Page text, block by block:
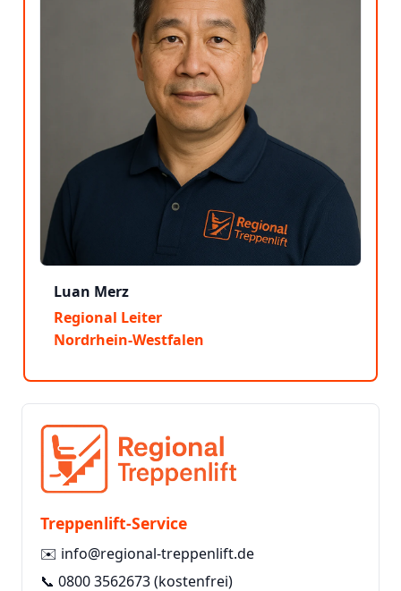
Luan Merz
Regional Leiter
Nordrhein-Westfalen
Treppenlift-Service
✉️ info@regional-treppenlift.de
📞 0800 3562673(kostenfrei)